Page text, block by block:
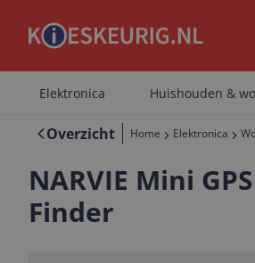
Elektronica Huishouden &
Overzicht Home Elektronica
NARVIE Mini
Finder